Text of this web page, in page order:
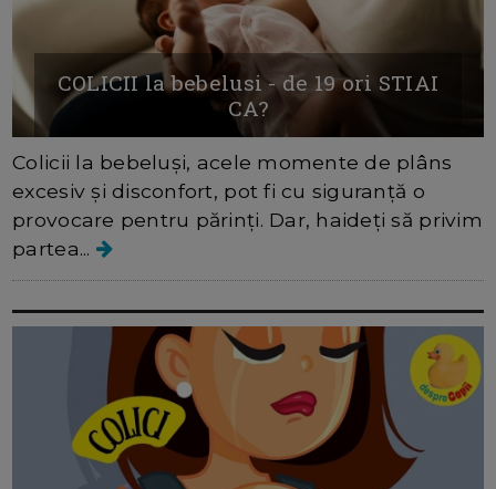
COLICII la bebelusi - de 19 ori STIAI
CA?
Colicii la bebeluși, acele momente de plâns
excesiv și disconfort, pot fi cu siguranță o
provocare pentru părinți. Dar, haideți să privim
partea...